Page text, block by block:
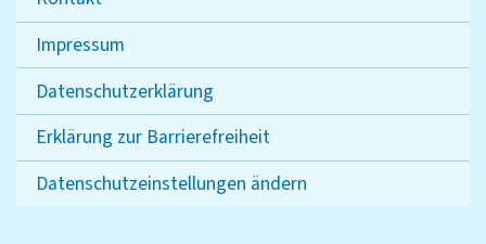
Impressum
Datenschutzerklärung
Erklärung zur Barrierefreiheit
Datenschutzeinstellungen ändern